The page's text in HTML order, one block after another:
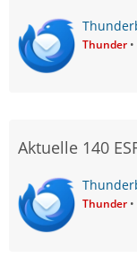
Thunder
Aktuelle 140
Thunder